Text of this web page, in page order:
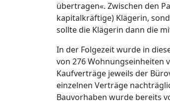
übertragen«. Zwischen den
kapitalkräftige) Klägerin,
sollte die Klägerin dann die
In der Folgezeit wurde in
von 276 Wohnungseinheiten
Kaufverträge jeweils der
einzelnen Verträge
Bauvorhaben wurde bereits